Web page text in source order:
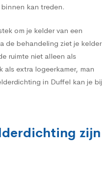
kan treden.
om je kelder van een
de behandeling ziet je kelder
ruimte niet alleen als
extra logeerkamer, man
in Duffel kan je bij
zijn